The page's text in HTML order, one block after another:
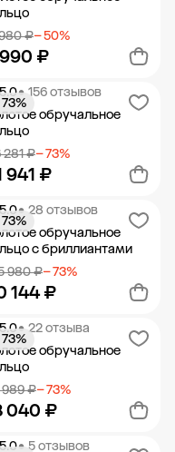
₽− 50%
₽
Добавить в корзину
5.0• 156 отзывов
обручальное
281 ₽− 73%
941 ₽
73%
Добавить в корзину
5.0• 28 отзывов
обручальное
с бриллиантами
980 ₽− 73%
144 ₽
73%
Добавить в корзину
5.0• 22 отзыва
обручальное
989 ₽− 73%
040 ₽
73%
5.0• 5 отзывов